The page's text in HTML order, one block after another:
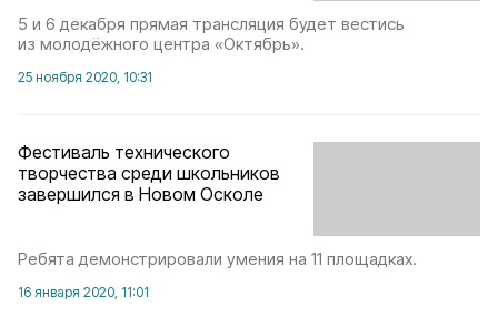
5 и 6 декабря прямая трансляция будет вестись
из молодёжного центра «Октябрь».
25 ноября 2020, 10:31
Фестиваль технического
творчества среди школьников
завершился в Новом Осколе
Ребята демонстрировали умения на 11 площадках.
16 января 2020, 11:01